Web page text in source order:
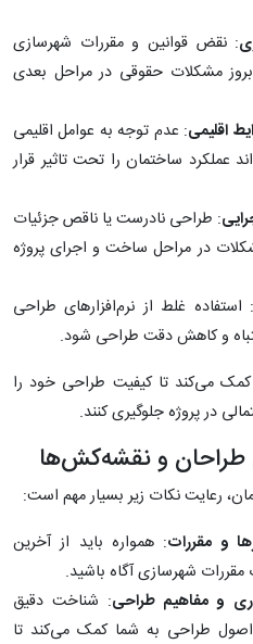
: نقض قوانین و مقررات شهرسازی
مشکلات حقوقی در مراحل بعدی
اقلیمی: عدم توجه به عوامل اقلیمی
عملکرد ساختمان را تحت تاثیر قرار
: طراحی نادرست یا ناقص جزئیات
در مراحل ساخت و اجرای پروژه
: استفاده غلط از نرم‌افزارهای طراحی
و کاهش دقت طراحی شود.
می‌کند تا کیفیت طراحی خود را
در پروژه جلوگیری کنند.
طراحان و نقشه‌کش‌ها
رعایت نکات زیر بسیار مهم است:
و مقررات: همواره باید از آخرین
مقررات شهرسازی آگاه باشید.
و مفاهیم طراحی: شناخت دقیق
طراحی به شما کمک می‌کند تا